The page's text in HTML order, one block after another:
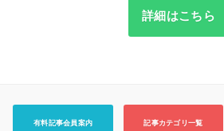
詳細はこちら
有料記事会員案内 記事カテゴリ一覧